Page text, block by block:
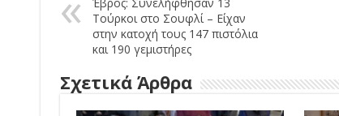
Τούρκοι στο Σουφλί – Είχαν
στην κατοχή τους 147 πιστόλια
και 190 γεμιστήρες
Σχετικά Άρθρα